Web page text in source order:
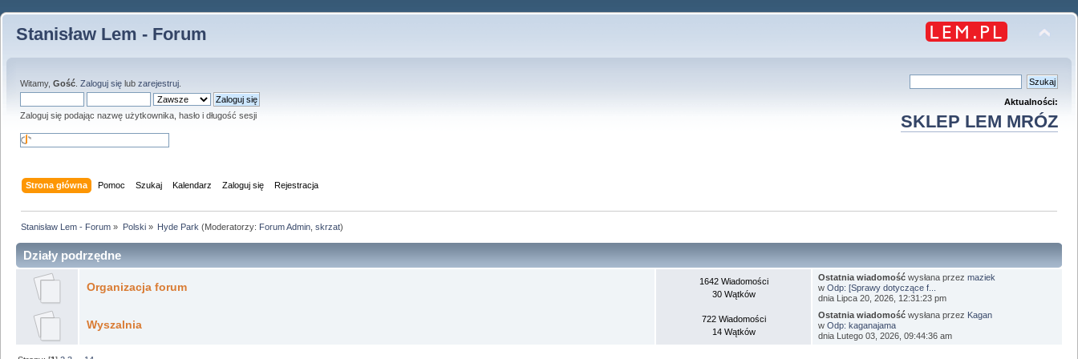
Stanisław Lem - Forum
Witamy, Gość Zaloguj się lub zarejestruj
Zaloguj się podając nazwę użytkownika, hasło i długość sesji
Aktualności:
SKLEP LEM MRÓZ
Strona główna Pomoc Szukaj Kalendarz Zaloguj się Rejestracja
Stanisław Lem - Forum » Polski» Hyde Park (Moderatorzy: Forum Admin, skrzat)
Działy podrzędne
Organizacja forum
1642 Wiadomości
30 Wątków
Ostatnia wiadomość wysłana przezmaziek
wOdp: [Sprawy dotyczące f...
dnia Lipca 20, 2026, 12:31:23 pm
Wyszalnia
722 Wiadomości
14 Wątków
Ostatnia wiadomość wysłana przez Kagan
wOdp: kaganajama
dnia Lutego 03, 2026, 09:44:36 am